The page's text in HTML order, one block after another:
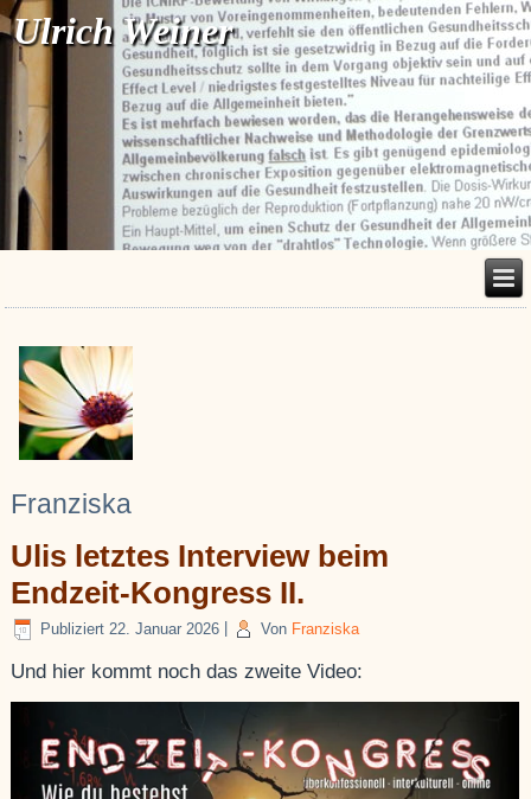
Ulrich Weiner
Franziska
Ulis letztes Interview beim
Endzeit-Kongress II.
Publiziert 22. Januar 2026 Von Franziska
Und hier kommt noch das zweite Video: